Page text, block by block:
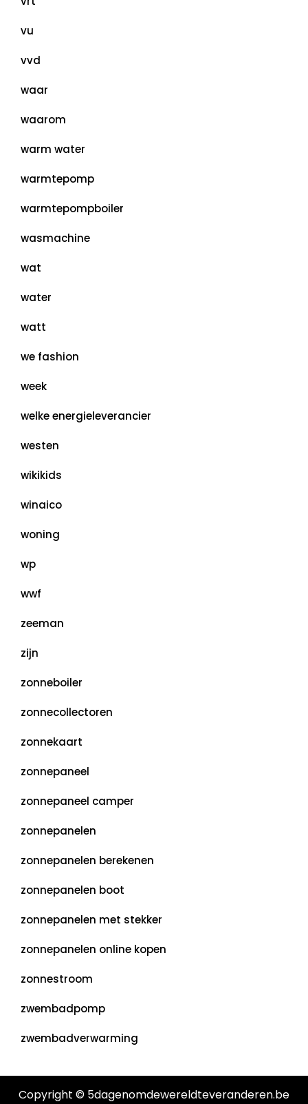
vu
vvd
waar
waarom
warm water
warmtepomp
warmtepompboiler
wasmachine
wat
water
watt
we fashion
week
welke energieleverancier
westen
wikikids
winaico
woning
wp
wwf
zeeman
zijn
zonneboiler
zonnecollectoren
zonnekaart
zonnepaneel
zonnepaneel camper
zonnepanelen
zonnepanelen berekenen
zonnepanelen boot
zonnepanelen met stekker
zonnepanelen online kopen
zonnestroom
zwembadpomp
zwembadverwarming
Copyright © 5dagenomdewereldteveranderen.be